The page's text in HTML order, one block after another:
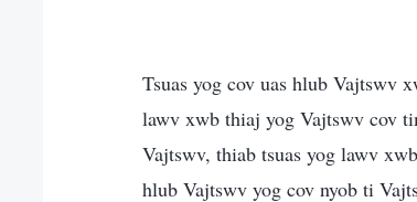
Tsuas yog cov uas hlub Vajtswv
lawv xwb thiaj yog Vajtswv cov
Vajtswv, thiab tsuas yog lawv
hlub Vajtswv yog cov nyob ti